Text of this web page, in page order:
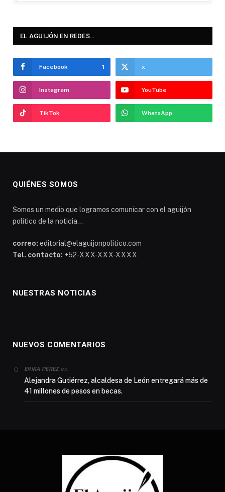
EL AGUIJÓN EN REDES…
Facebook 1 x
Instagram YouTube
TikTok WhatsApp
QUIÉNES SOMOS
Somos un medio que logramos comunicar con el aguijón
político de la noticia...
correo: editorial@elaguijonpolitico.com
Tel. contacto: +52-XXX-XXX-XXXX
NUESTRAS NOTICIAS
NUEVOS COMENTARIOS
ERIKA PÉREZen
Alejandra Gutiérrez, alcaldesa de León entregará más de
41 millones de pesos en becas.